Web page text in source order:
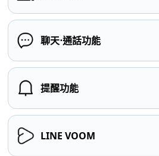
聊天⋅通話功能
提醒功能
LINE VOOM